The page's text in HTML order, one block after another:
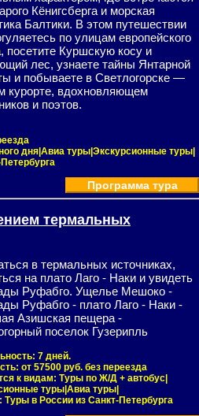
Кёнигсберга и морская
Балтики. В этом путешествии
по улицам европейского
посетите Куршскую косу и
лес, узнаете тайны Янтарной
и побываете в Светлогорске —
курорте, вдохновляющем
и поэтов.
дня|Авиа туры|Экскурсионные туры|
Программа тура
термальных
в термальных источниках,
на плато Лаго - Наки и увидеть
Руфабго. Ущелье Мешоко -
Руфабго - плато Лаго - Наки -
Азишская пещера -
поселок Гузерипль
7 дней.
от 57500 руб. без переезда
к видам: Туры по Ж/Д + автобус|
туры|Авиа туры|
Туры в России из Санкт-Петербурга